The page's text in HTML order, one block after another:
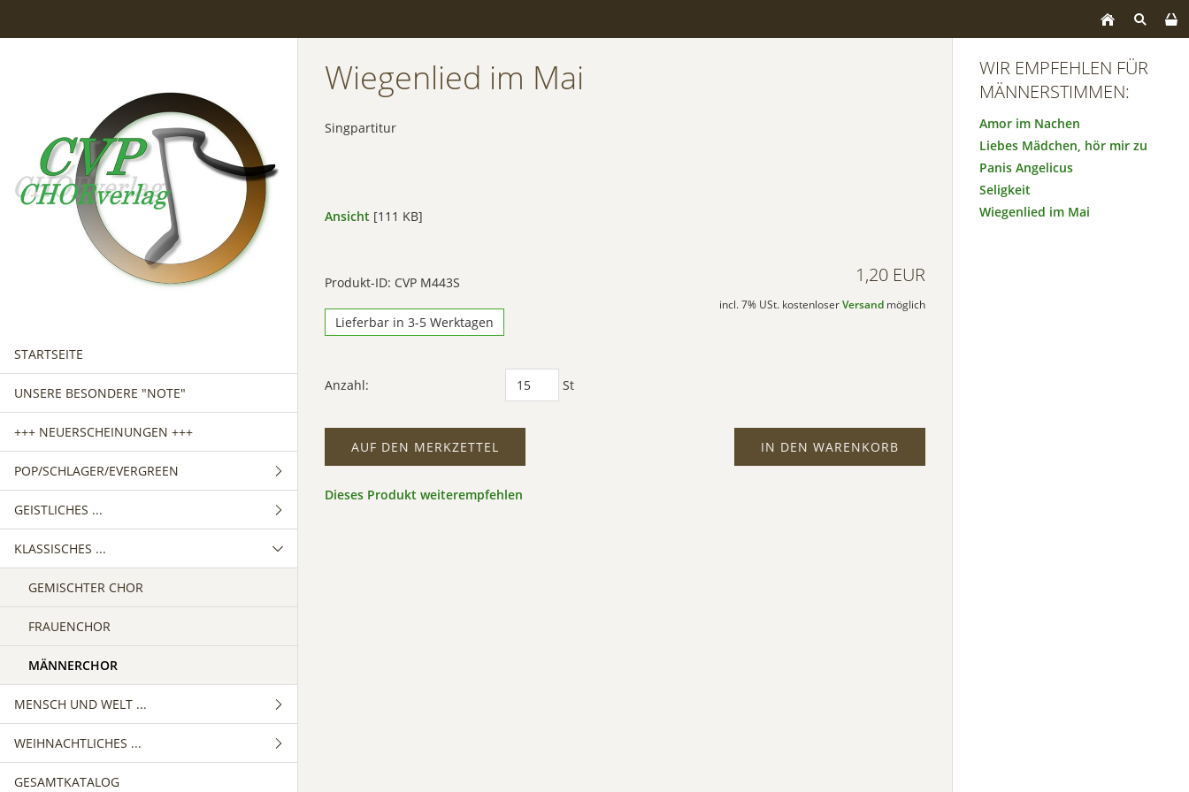
STARTSEITE
UNSERE BESONDERE "NOTE"
+++ NEUERSCHEINUNGEN +++
POP/SCHLAGER/EVERGREEN
GEMISCHTER CHOR
FRAUENCHOR
MÄNNERCHOR
GEISTLICHES ...
GEMISCHTER CHOR
FRAUENCHOR
MÄNNERCHOR
KLASSISCHES ...
GEMISCHTER CHOR
FRAUENCHOR
MÄNNERCHOR
MENSCH UND WELT ...
GEMISCHTER CHOR
FRAUENCHOR
WEIHNACHTLICHES ...
GEMISCHTER CHOR
GESAMTKATALOG
Wiegenlied im Mai
Singpartitur
Ansicht [111 KB]
Produkt-ID: CVP M443S
Lieferbar in 3-5 Werktagen
1,20 EUR
incl. 7% USt. kostenloser Versandmöglich
Anzahl: St
IN DEN WARENKORB
AUF DEN MERKZETTEL
Dieses Produkt weiterempfehlen
WIR EMPFEHLEN FÜR
MÄNNERSTIMMEN:
Amor im Nachen
Liebes Mädchen, hör mir zu
Panis Angelicus
Seligkeit
Wiegenlied im Mai